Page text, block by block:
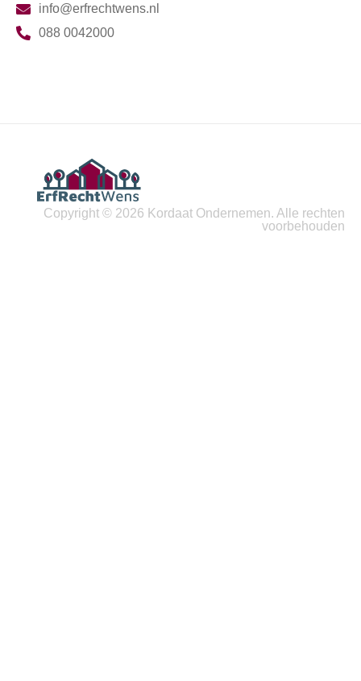
info@erfrechtwens.nl
088 0042000
Copyright © 2026 Kordaat Ondernemen. Alle rechten
voorbehouden